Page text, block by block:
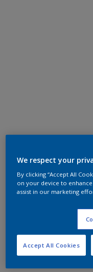
We respect your
By clicking “Accept All
on your device to enhance
assist in our marketing
Accept All Cookies